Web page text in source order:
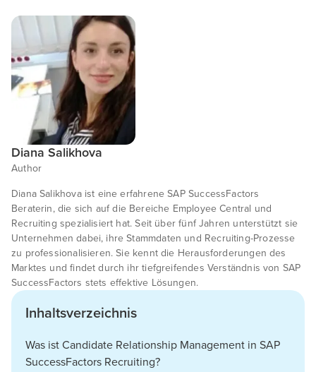
Diana Salikhova
Author
Diana Salikhova ist eine erfahrene SAP SuccessFactors
Beraterin, die sich auf die Bereiche Employee Central und
Recruiting spezialisiert hat. Seit über fünf Jahren unterstützt sie
Unternehmen dabei, ihre Stammdaten und Recruiting-Prozesse
zu professionalisieren. Sie kennt die Herausforderungen des
Marktes und findet durch ihr tiefgreifendes Verständnis von SAP
SuccessFactors stets effektive Lösungen.
Inhaltsverzeichnis
Was ist Candidate Relationship Management in SAP
SuccessFactors Recruiting?